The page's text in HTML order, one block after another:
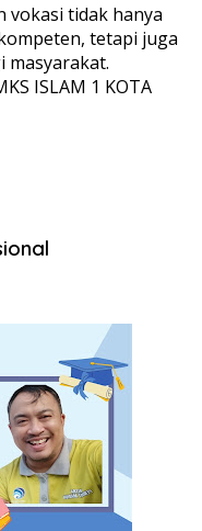
vokasi tidak hanya
tetapi juga
masyarakat.
ISLAM 1 KOTA